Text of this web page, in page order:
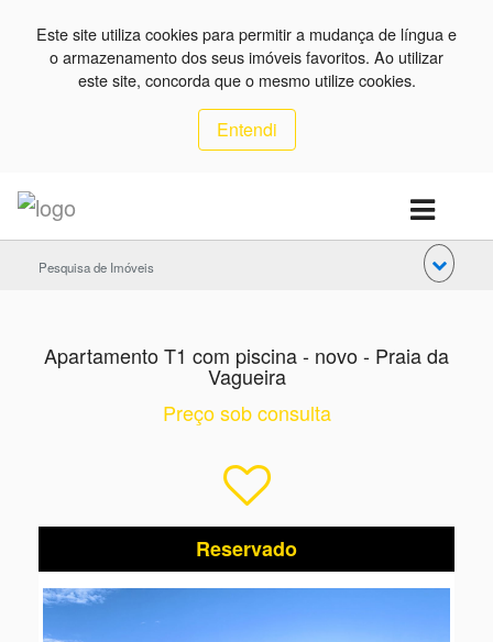
Este site utiliza cookies para permitir a mudança de língua e
o armazenamento dos seus imóveis favoritos. Ao utilizar
este site, concorda que o mesmo utilize cookies.
Entendi
Pesquisa de Imóveis
Apartamento T1 com piscina - novo - Praia da
Vagueira
Preço sob consulta
Reservado